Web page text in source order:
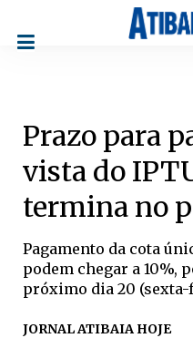
Prazo para
vista do
termina no
Pagamento da cota
podem chegar a 10%,
próximo dia 20
JORNAL ATIBAIA HOJE